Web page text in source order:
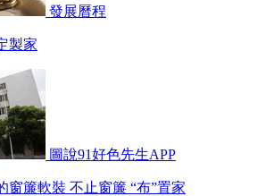
發展曆程
製家
圖說91好色先生APP
窗簾軟裝 不止窗簾 “布”置家